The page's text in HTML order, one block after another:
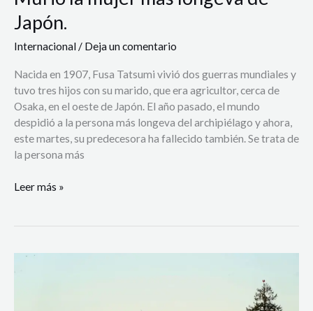
Japón.
Internacional / Deja un comentario
Nacida en 1907, Fusa Tatsumi vivió dos guerras mundiales y
tuvo tres hijos con su marido, que era agricultor, cerca de
Osaka, en el oeste de Japón. El año pasado, el mundo
despidió a la persona más longeva del archipiélago y ahora,
este martes, su predecesora ha fallecido también. Se trata de
la persona más
Leer más »
Escándalo
en